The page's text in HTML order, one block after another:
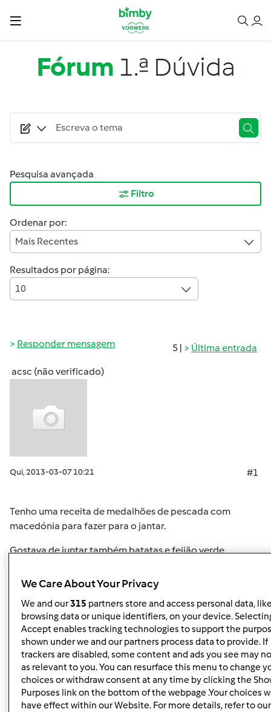
Passar para o conteúdo principal
Fórum 1.ª Dúvida
Pesquisa avançada
Filtro
Ordenar por:
Mais Recentes
Resultados por página:
10
5 | Última entrada
Responder mensagem
acsc (não verificado)
Qui, 2013-03-07 10:21 #1
Tenho uma receita de medalhões de pescada com
macedónia para fazer para o jantar.
Gostava de juntar também batatas e feijão verde.
no copo ou na varoma???
Será que se consegue cozer batatas no vapor??
Ou primeira terei que cozer a mecedónia e depois as
batatas?
Uma ajuda de alguém pff
We Care About Your Privacy
We and our315 partners store and access personal data,
browsing data or unique identifiers, on your device.
Accept enables tracking technologies to support the
shown under we and our partners process data to provide. If
trackers are disabled, some content and ads you see may
as relevant to you. You can resurface this menu to change
choices or withdraw consent at any time by clicking the
Purposes link on the bottom of the webpage .Your choices
have effect within our Website. For more details, refer to our